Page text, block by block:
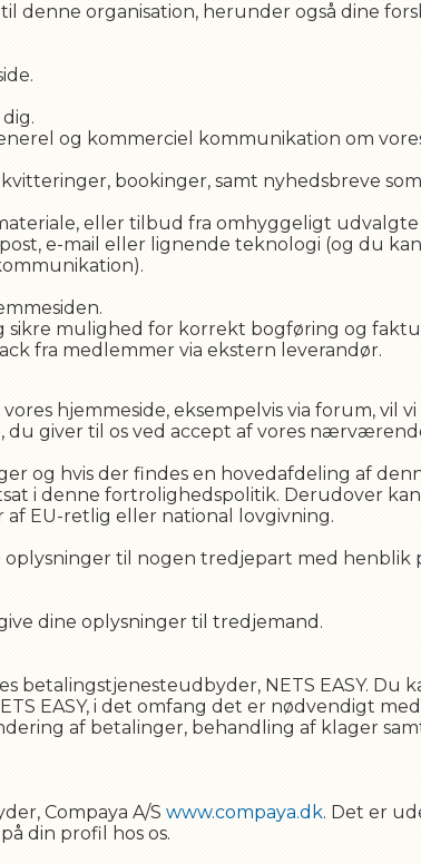
denne organisation, herunder også dine
og kommerciel kommunikation om
bookinger, samt nyhedsbreve
eller tilbud fra omhyggeligt udvalgte
e-mail eller lignende teknologi (og du
sikre mulighed for korrekt bogføring og
fra medlemmer via ekstern leverandør.
hjemmeside, eksempelvis via forum, vil
du giver til os ved accept af vores
og hvis der findes en hovedafdeling af
i denne fortrolighedspolitik. Derudover
EU-retlig eller national lovgivning.
til nogen tredjepart med henblik
dine oplysninger til tredjemand.
betalingstjenesteudbyder, NETS EASY. Du
EASY, i det omfang det er nødvendigt
af betalinger, behandling af klager
Compaya A/S www.compaya.dk. Det er
din profil hos os.